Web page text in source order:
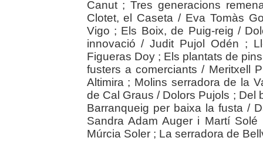
Canut ; Tres generacions
Clotet, el Caseta / Eva Tomàs
Vigo ; Els Boix, de Puig-reig /
innovació / Judit Pujol Odén ;
Figueras Doy ; Els plantats de
fusters a comerciants / Meritxell
Altimira ; Molins serradora de la
de Cal Graus / Dolors Pujols ; Del
Barranqueig per baixa la fusta /
Sandra Adam Auger i Martí
Múrcia Soler ; La serradora de